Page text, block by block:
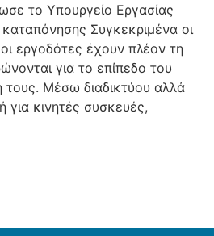
το Υπουργείο Εργασίας
Συγκεκριμένα οι
εργοδότες έχουν πλέον τη
για το επίπεδο του
τους. Μέσω διαδικτύου αλλά
για κινητές συσκευές,